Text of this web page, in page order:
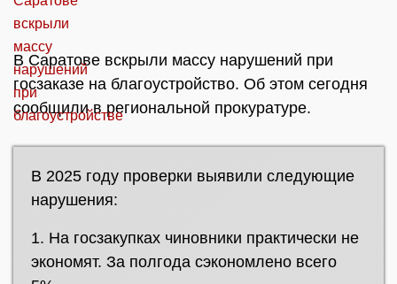
В Саратове вскрыли массу нарушений при
госзаказе на благоустройство. Об этом сегодня
сообщили в региональной прокуратуре.
В 2025 году проверки выявили следующие
нарушения:
1. На госзакупках чиновники практически не
экономят. За полгода сэкономлено всего